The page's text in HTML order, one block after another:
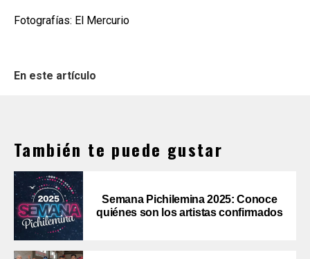
Fotografías: El Mercurio
En este artículo
También te puede gustar
Semana Pichilemina 2025: Conoce
quiénes son los artistas confirmados